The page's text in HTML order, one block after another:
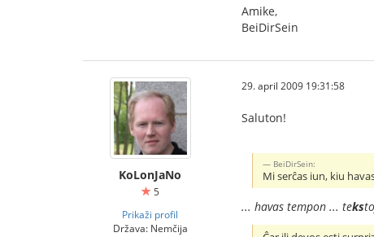
Amike,
BeiDirSein
KoLonJaNo
5
Prikaži profil
Država: Nemčija
29. april 2009 19:31:58
Saluton!
BeiDirSein:
Mi serĉas iun, kiu
... havas tempon ... teks